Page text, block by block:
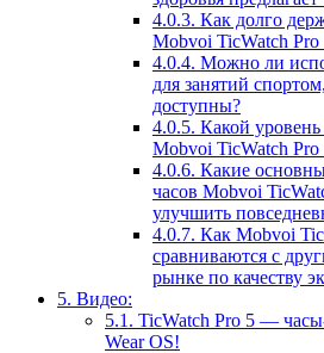
4.0.3. Как долго
Mobvoi TicWatch Pro
4.0.4. Можно ли
для занятий
доступны?
4.0.5. Какой
Mobvoi TicWatch Pro
4.0.6. Какие
часов Mobvoi
улучшить
4.0.7. Как Mobvoi
сравниваются с
рынке по качеству
5. Видео:
5.1. TicWatch Pro 5 —
Wear OS!